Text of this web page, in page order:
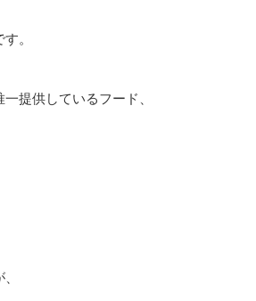
。
提供しているフード、